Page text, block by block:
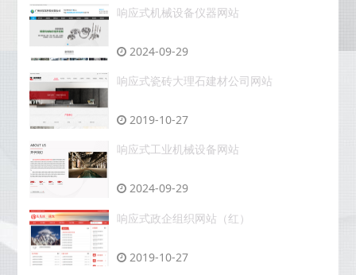
响应式机械设备仪器网站
2024-09-29
响应式瓷砖大理石建材公司网站
2019-10-27
响应式工业机械设备网站
2024-09-29
响应式政企组织网站（红）
2019-10-27